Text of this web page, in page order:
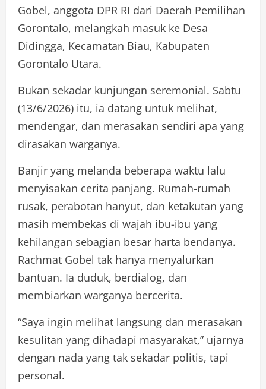
Gobel, anggota DPR RI dari Daerah Pemilihan
Gorontalo, melangkah masuk ke Desa
Didingga, Kecamatan Biau, Kabupaten
Gorontalo Utara.
Bukan sekadar kunjungan seremonial. Sabtu
(13/6/2026) itu, ia datang untuk melihat,
mendengar, dan merasakan sendiri apa yang
dirasakan warganya.
Banjir yang melanda beberapa waktu lalu
menyisakan cerita panjang. Rumah-rumah
rusak, perabotan hanyut, dan ketakutan yang
masih membekas di wajah ibu-ibu yang
kehilangan sebagian besar harta bendanya.
Rachmat Gobel tak hanya menyalurkan
bantuan. Ia duduk, berdialog, dan
membiarkan warganya bercerita.
“Saya ingin melihat langsung dan merasakan
kesulitan yang dihadapi masyarakat,” ujarnya
dengan nada yang tak sekadar politis, tapi
personal.